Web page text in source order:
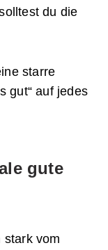
du die
starre
gut“ auf jedes
gute
stark vom